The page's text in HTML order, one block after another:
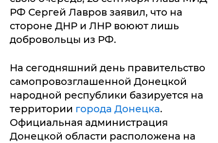
РФ Сергей Лавров заявил, что на
стороне ДНР и ЛНР воюют лишь
добровольцы из РФ.
На сегодняшний день правительство
самопровозглашенной Донецкой
народной республики базируется на
территории города Донецка.
Официальная администрация
Донецкой области расположена на